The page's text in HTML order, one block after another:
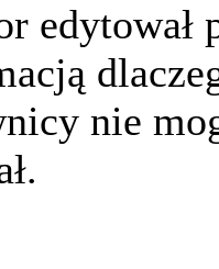
edytował
nie